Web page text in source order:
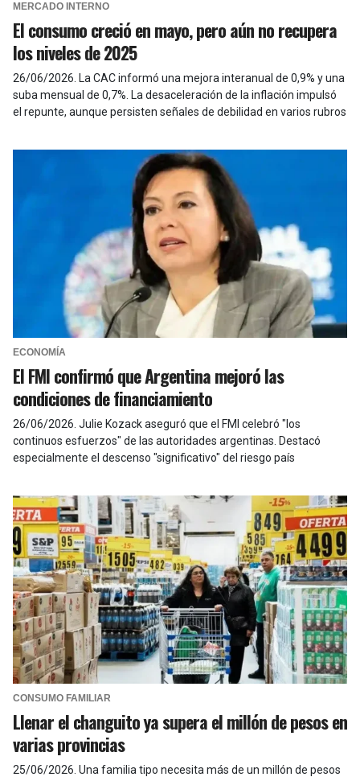
MERCADO INTERNO
El consumo creció en mayo, pero aún no recupera
los niveles de 2025
26/06/2026 La CAC informó una mejora interanual de 0,9% y una
suba mensual de 0,7%. La desaceleración de la inflación impulsó
el repunte, aunque persisten señales de debilidad en varios rubros
ECONOMÍA
El FMI confirmó que Argentina mejoró las
condiciones de financiamiento
26/06/2026 Julie Kozack aseguró que el FMI celebró "los
continuos esfuerzos" de las autoridades argentinas. Destacó
especialmente el descenso "significativo" del riesgo país
CONSUMO FAMILIAR
Llenar el changuito ya supera el millón de pesos en
varias provincias
25/06/2026 Una familia tipo necesita más de un millón de pesos